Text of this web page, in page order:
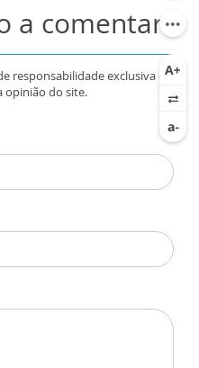
a comentar
responsabilidade exclusiva de
opinião do site.